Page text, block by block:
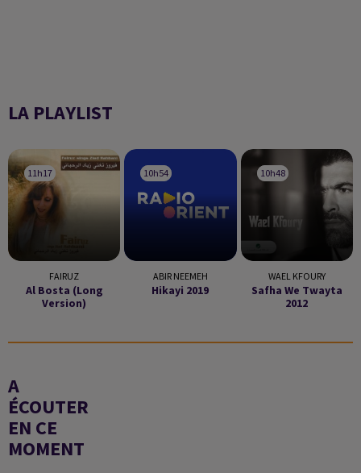
LA PLAYLIST
11h17
11h17
FAIRUZ
Al Bosta (long
Version)
10h54
10h54
ABIR NEEMEH
Hikayi 2019
10h48
10h48
WAEL KFOURY
Safha We Twayta
2012
A
ÉCOUTER
EN CE
MOMENT